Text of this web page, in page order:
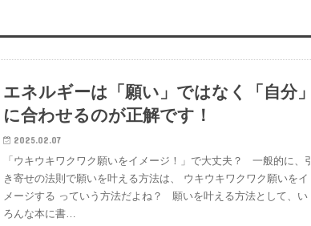
エネルギーは「願い」ではなく「自分」
に合わせるのが正解です！
2025.02.07
「ウキウキワクワク願いをイメージ！」で大丈夫？ 一般的に、引
き寄せの法則で願いを叶える方法は、 ウキウキワクワク願いをイ
メージする っていう方法だよね？ 願いを叶える方法として、い
ろんな本に書…